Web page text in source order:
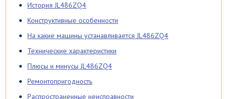
История JL486ZQ4
Конструктивные особенности
На какие машины устанавливается JL486ZQ4
Технические характеристики
Плюсы и минусы JL486ZQ4
Ремонтопригодность
Распространенные неисправности